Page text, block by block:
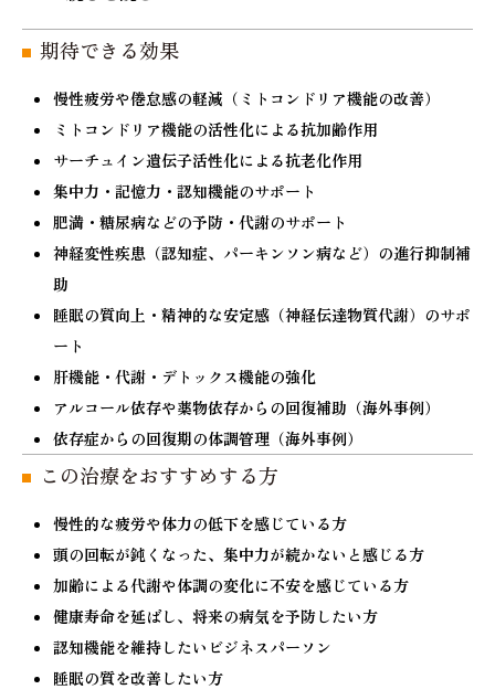
ド）は、NAD+（ニコチンアミドアデニンジヌク
レオチド）の“前駆体”となる物質です。NMNは体
内に取り込まれると、細胞内で「ニコチンアミダ
ーゼ（NMNアーゼ）」などの酵素によって変換さ
れ、NAD+として再合成されます。
NAD+は、エネルギー代謝・DNA修復・抗炎症・
神経保護など、生命維持に不可欠な働きを担う補
酵素です。NMNを摂取することによってNAD+の
体内レベルを高め、これらの重要な生理機能を間
接的にサポートすることが期待されています。
一方で、NMNはあくまで前駆体であるため、
NAD+として効果を発揮するまでに変換プロセス
を経る必要があります。そのため、NAD+を直接
補充する点滴療法は、より速やかに、かつダイレ
クトに作用するという特長があります。
以前は、NAD+は分子が大きすぎて細胞に直接取
り込まれないといわれていましたが、最近の研究
ではNAD+が直接細胞に取り込まれ、その効果を
発揮することが明らかになっています。
期待できる効果
慢性疲労や倦怠感の軽減（ミトコンドリア機能の改善）
ミトコンドリア機能の活性化による抗加齢作用
サーチュイン遺伝子活性化による抗老化作用
集中力・記憶力・認知機能のサポート
肥満・糖尿病などの予防・代謝のサポート
神経変性疾患（認知症、パーキンソン病など）の進行抑制補
助
睡眠の質向上・精神的な安定感（神経伝達物質代謝）のサポ
ート
肝機能・代謝・デトックス機能の強化
アルコール依存や薬物依存からの回復補助（海外事例）
依存症からの回復期の体調管理（海外事例）
この治療をおすすめする方
慢性的な疲労や体力の低下を感じている方
頭の回転が鈍くなった、集中力が続かないと感じる方
加齢による代謝や体調の変化に不安を感じている方
健康寿命を延ばし、将来の病気を予防したい方
認知機能を維持したいビジネスパーソン
睡眠の質を改善したい方